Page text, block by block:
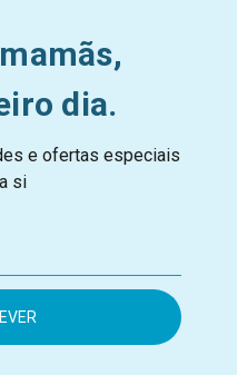
dia.
e ofertas especiais
si